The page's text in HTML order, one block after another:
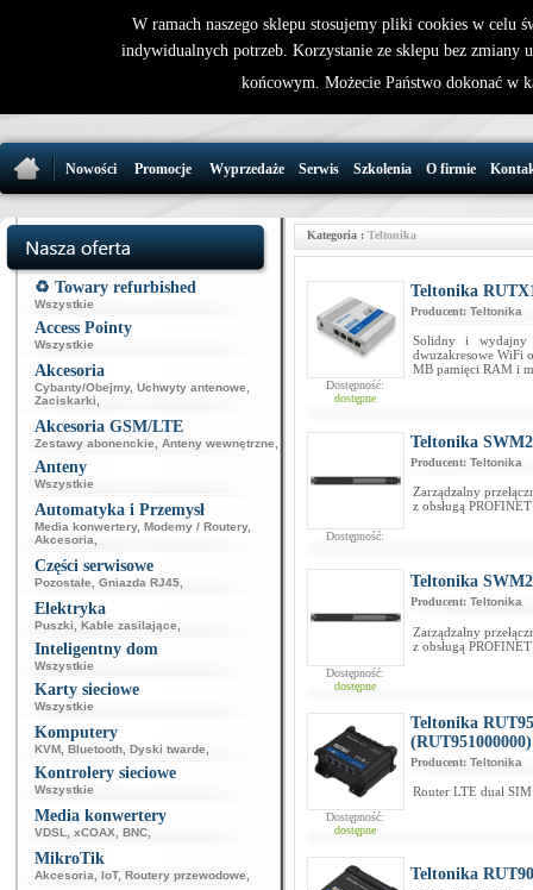
32 721 86
Nowości Promocje Wyprzedaże Serwis Szkolenia O firmie
♻️ Towary refurbished
Wszystkie
Access Pointy
Wszystkie
Akcesoria
Cybanty/Obejmy, Uchwyty antenowe
Zaciskarki
Akcesoria GSM/LTE
Zestawy abonenckie Anteny wewnętrzne
Anteny
Wszystkie
Automatyka i Przemysł
Media konwertery, Modemy / Routery,
Akcesoria
Części serwisowe
Pozostałe Gniazda RJ45
Elektryka
Puszki Kable zasilające
Inteligentny dom
Wszystkie
Karty sieciowe
Wszystkie
Komputery
KVM Bluetooth Dyski twarde
Kontrolery sieciowe
Wszystkie
Media konwertery
VDSL xCOAX BNC
MikroTik
Akcesoria IoT, Routery przewodowe
Kategoria : Teltonika
Dostępność:
dostępne
Teltonika
Producent: Teltonika
Solidny i wydajny
dwuzakresowe WiFi
MB pamięci RAM i
Dostępność:
Teltonika
Producent: Teltonika
Zarządzalny
z obsługą
Dostępność:
dostępne
Teltonika
Producent: Teltonika
Zarządzalny
z obsługą
Dostępność:
dostępne
Teltonika
(RUT951000000)
Producent: Teltonika
Router LTE dual SIM
Teltonika
W ramach naszego sklepu stosujemy pliki cookies w celu
indywidualnych potrzeb. Korzystanie ze sklepu bez zmiany
końcowym. Możecie Państwo dokonać w